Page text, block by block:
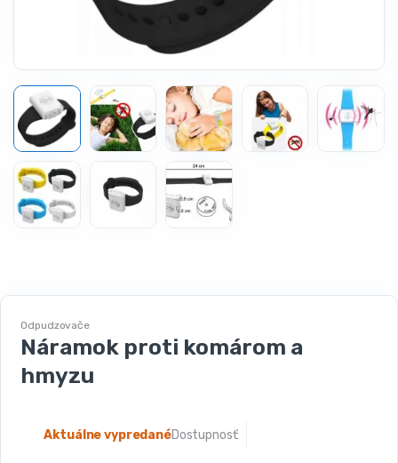
Odpudzovače
Náramok proti komárom a
hmyzu
Dostupnosť:
Aktuálne vypredané